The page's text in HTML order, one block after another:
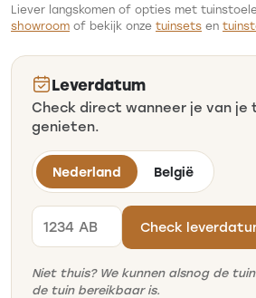
Liever langskomen of opties met
showroom of bekijk onze tuinsets en
Leverdatum
Check direct wanneer je van
genieten.
Nederland België
Postcode
Check
Niet thuis? We kunnen alsnog de
de tuin bereikbaar is.